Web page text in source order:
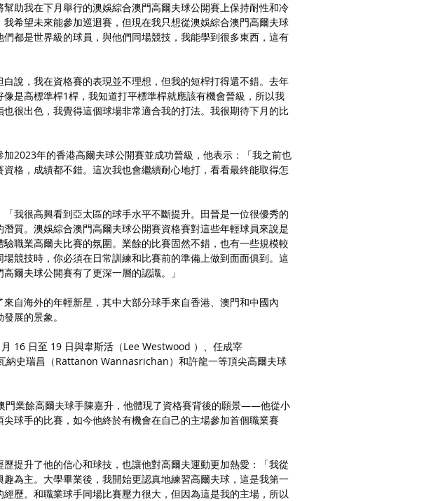
助我在下月舉行的澳娛綜合澳門高爾夫球公開賽上保持耐性和冷
希望未來能參加巡迴賽，但現在我只想從澳娛綜合澳門高爾夫球
都是世界級的球員，與他們同場競技，我能學到很多東西，這有
說，我在資格賽的表現並不理想，但我的短桿打得還不錯。去年
是高標準桿1桿，我知道打平標準桿就應該有機會晉級，所以我
很出色，我覺得這個球場非常適合我的打法。我很期待下月的比
2023年的香港高爾夫球公開賽並成功晉級，他表示：「我之前也
格，成績都不錯。這次我也會繼續耐心地打，看看最終能取得怎
我很高興看到亞太區的球手水平不斷提升。田晉是一位很優秀的
質。澳娛綜合澳門高爾夫球公開賽資格賽對這些年輕球員來說是
職業高爾夫比賽的氛圍。業餘的比賽固然不錯，也有一些規模較
競技時，你必須在日常訓練和比賽前的準備上做到面面俱到。這
爾夫球公開賽有了更深一層的認識。」
自海外的年輕新星，其中大部分球手來自香港、澳門和中國內
展的景象。
16 日至 19 日與韋斯活（Lee Westwood ）、任成宰
納史瑞昌（Rattanon Wannasrichan）和許龍一等頂尖高爾夫球
門業餘高爾夫球手陳嘉升，他體現了資格賽背後的願景——他從小
球手的比賽，如今他終於有機會在自己的主場參加首個職業賽
提升了他的信心和球技，也讓他對高爾夫運動更加熱愛：「我從
為主。大學畢業後，我開始更認真地練習高爾夫球，這是我第一
歷。和職業球手同場比賽壓力很大，但因為這是我的主場，所以